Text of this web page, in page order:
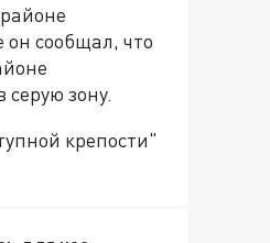
сообщал, что
зону.
крепости"